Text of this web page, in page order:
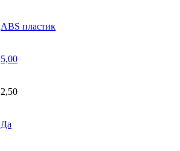
ABS пластик
5,00
2,50
Да